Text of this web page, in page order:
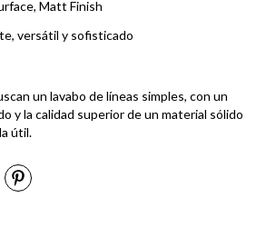
Matt Finish
versátil y sofisticado
un lavabo de líneas simples, con un
y la calidad superior de un material sólido
útil.